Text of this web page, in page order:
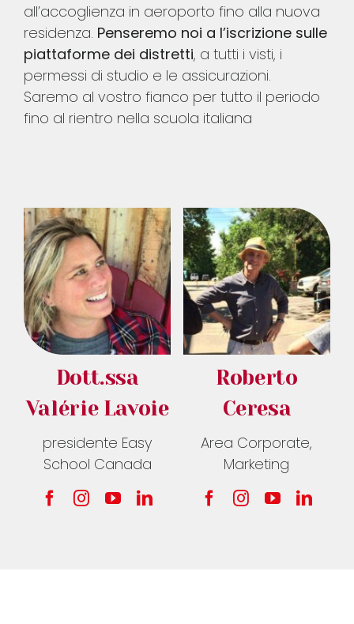
all’accoglienza in aeroporto fino alla nuova
residenza. Penseremo noi a l’iscrizione sulle
piattaforme dei distretti, a tutti i visti, i
permessi di studio e le assicurazioni.
Saremo al vostro fianco per tutto il periodo
fino al rientro nella scuola italiana
Dott.ssa
Valérie Lavoie
presidente Easy
School Canada
Roberto
Ceresa
Area Corporate,
Marketing